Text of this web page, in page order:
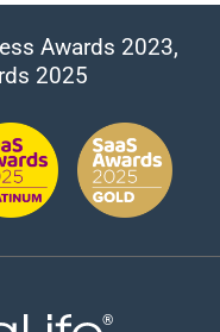
Awards 2023,
2025
®